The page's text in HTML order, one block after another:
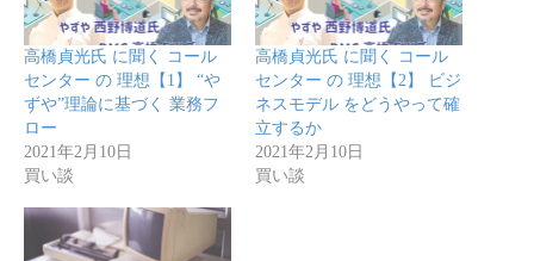
高橋貞光氏 に聞く コール
センター の 理想【1】 “や
ずや”理論に基づく 業務フ
ロー
2021年2月10日
買い談
高橋貞光氏 に聞く コール
センター の 理想【2】 ビジ
ネスモデル をどうやって確
立するか
2021年2月10日
買い談